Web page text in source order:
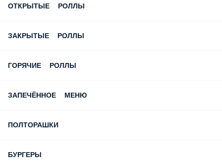
ОТКРЫТЫЕ РОЛЛЫ
ЗАКРЫТЫЕ РОЛЛЫ
ГОРЯЧИЕ РОЛЛЫ
ЗАПЕЧЁННОЕ МЕНЮ
ПОЛТОРАШКИ
БУРГЕРЫ